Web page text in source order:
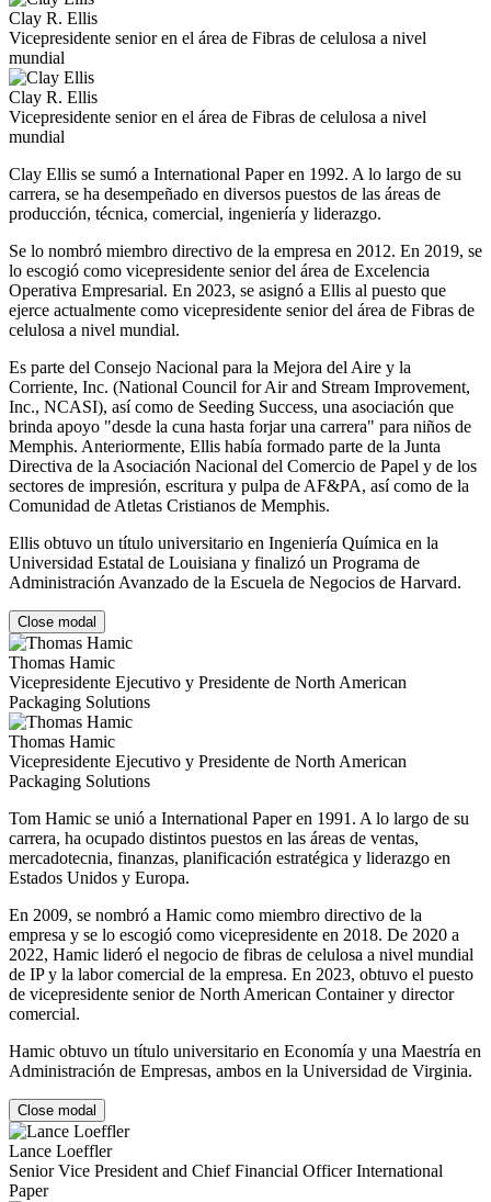
Clay R. Ellis
Vicepresidente senior en el área de Fibras de celulosa a nivel
mundial
Clay R. Ellis
Vicepresidente senior en el área de Fibras de celulosa a nivel
mundial
Clay Ellis se sumó a International Paper en 1992. A lo largo de su
carrera, se ha desempeñado en diversos puestos de las áreas de
producción, técnica, comercial, ingeniería y liderazgo.
Se lo nombró miembro directivo de la empresa en 2012. En 2019, se
lo escogió como vicepresidente senior del área de Excelencia
Operativa Empresarial. En 2023, se asignó a Ellis al puesto que
ejerce actualmente como vicepresidente senior del área de Fibras de
celulosa a nivel mundial.
Es parte del Consejo Nacional para la Mejora del Aire y la
Corriente, Inc. (National Council for Air and Stream Improvement,
Inc., NCASI), así como de Seeding Success, una asociación que
brinda apoyo "desde la cuna hasta forjar una carrera" para niños de
Memphis. Anteriormente, Ellis había formado parte de la Junta
Directiva de la Asociación Nacional del Comercio de Papel y de los
sectores de impresión, escritura y pulpa de AF&PA, así como de la
Comunidad de Atletas Cristianos de Memphis.
Ellis obtuvo un título universitario en Ingeniería Química en la
Universidad Estatal de Louisiana y finalizó un Programa de
Administración Avanzado de la Escuela de Negocios de Harvard.
Close modal
Thomas Hamic
Vicepresidente Ejecutivo y Presidente de North American
Packaging Solutions
Thomas Hamic
Vicepresidente Ejecutivo y Presidente de North American
Packaging Solutions
Tom Hamic se unió a International Paper en 1991. A lo largo de su
carrera, ha ocupado distintos puestos en las áreas de ventas,
mercadotecnia, finanzas, planificación estratégica y liderazgo en
Estados Unidos y Europa.
En 2009, se nombró a Hamic como miembro directivo de la
empresa y se lo escogió como vicepresidente en 2018. De 2020 a
2022, Hamic lideró el negocio de fibras de celulosa a nivel mundial
de IP y la labor comercial de la empresa. En 2023, obtuvo el puesto
de vicepresidente senior de North American Container y director
comercial.
Hamic obtuvo un título universitario en Economía y una Maestría en
Administración de Empresas, ambos en la Universidad de Virginia.
Close modal
Lance Loeffler
Senior Vice President and Chief Financial Officer International
Paper